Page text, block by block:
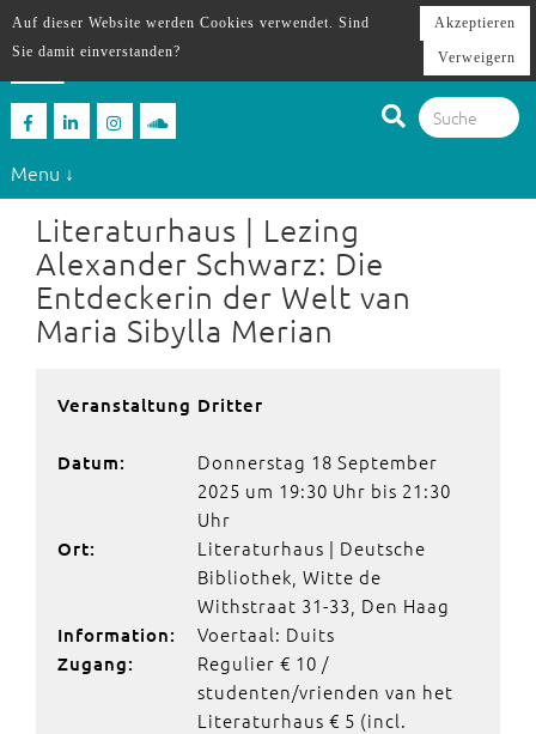
Menu ↓
Literaturhaus | Lezing
Alexander Schwarz: Die
Entdeckerin der Welt van
Maria Sibylla Merian
Veranstaltung Dritter
Datum:
Donnerstag 18 September
2025 um 19:30 Uhr bis 21:30
Uhr
Ort:
Literaturhaus | Deutsche
Bibliothek, Witte de
Withstraat 31-33, Den Haag
Information: Voertaal: Duits
Zugang:
Regulier € 10 /
studenten/vrienden van het
Literaturhaus € 5 (incl.
Auf dieser Website werden Cookies verwendet. Sind
Sie damit einverstanden?
Akzeptieren
Verweigern